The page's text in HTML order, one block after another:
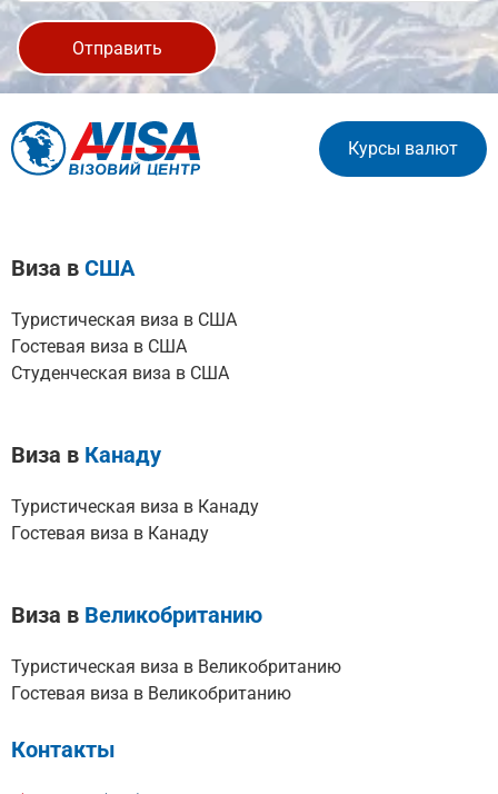
Отправить
Курсы валют
Виза в США
Туристическая виза в США
Гостевая виза в США
Студенческая виза в США
Виза в Канаду
Туристическая виза в Канаду
Гостевая виза в Канаду
Виза в Великобританию
Туристическая виза в Великобританию
Гостевая виза в Великобританию
Контакты